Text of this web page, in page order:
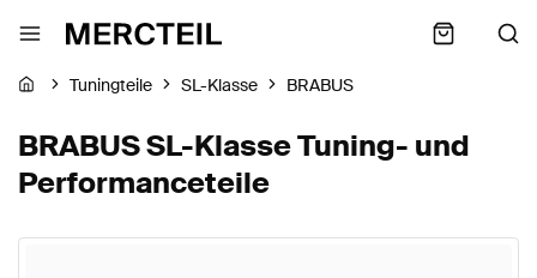
Tuningteile SL-Klasse BRABUS
BRABUS SL-Klasse Tuning- und
Performanceteile